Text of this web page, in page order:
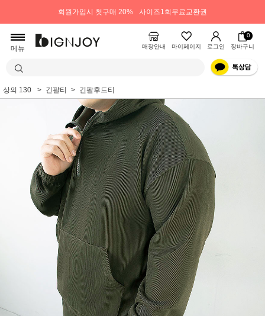
회원가입시 첫구매 20% 사이즈1회무료교환권
메뉴 매장안내 마이페이지 로그인
0
장바구니
상의 130 긴팔티 긴팔후드티